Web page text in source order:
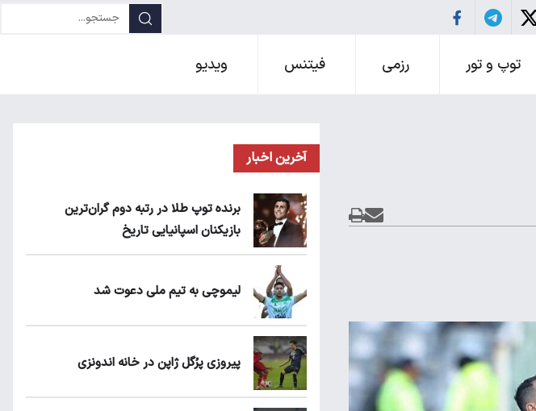
توپ و تور رزمی فیتنس ویدیو
آخرین اخبار
برنده توپ طلا در رتبه دوم گران‌ترین
بازیکنان اسپانیایی تاریخ
لیموچی به تیم ملی دعوت شد
پیروزی پرُگل ژاپن در خانه اندونزی